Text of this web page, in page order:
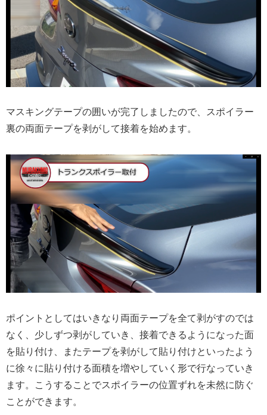
マスキングテープの囲いが完了しましたので、スポイラー
裏の両面テープを剥がして接着を始めます。
ポイントとしてはいきなり両面テープを全て剥がすのでは
なく、少しずつ剥がしていき、接着できるようになった面
を貼り付け、またテープを剥がして貼り付けといったよう
に徐々に貼り付ける面積を増やしていく形で行なっていき
ます。こうすることでスポイラーの位置ずれを未然に防ぐ
ことができます。